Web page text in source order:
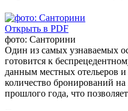
Открыть в PDF
фото: Санторини
Один из самых узнаваемых
готовится к
данным местных отельеров и
количество бронирований
прошлого года, что